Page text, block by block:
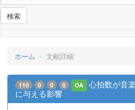
検索
ホーム 文献詳細
110 0 0 0 OA
心拍数が音
に与える影響